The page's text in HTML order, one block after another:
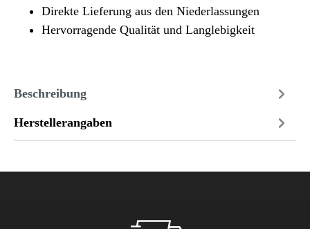
Direkte Lieferung aus den Niederlassungen
Hervorragende Qualität und Langlebigkeit
Beschreibung
Herstellerangaben